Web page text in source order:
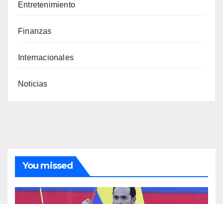
Entretenimiento
Finanzas
Internacionales
Noticias
You missed